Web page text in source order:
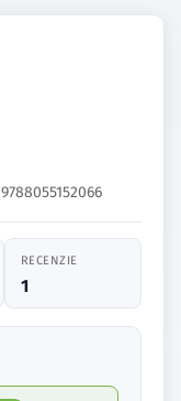
9788055152066
RECENZIE
1